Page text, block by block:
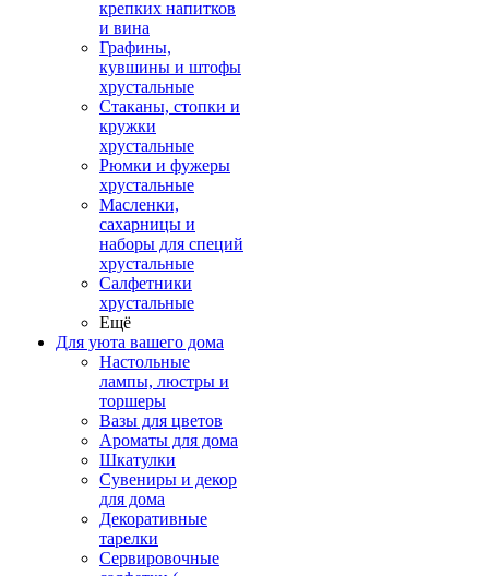
крепких напитков
и вина
Графины,
кувшины и штофы
хрустальные
Стаканы, стопки и
кружки
хрустальные
Рюмки и фужеры
хрустальные
Масленки,
сахарницы и
наборы для специй
хрустальные
Салфетники
хрустальные
Ещё
Для уюта вашего дома
Настольные
лампы, люстры и
торшеры
Вазы для цветов
Ароматы для дома
Шкатулки
Сувениры и декор
для дома
Декоративные
тарелки
Сервировочные